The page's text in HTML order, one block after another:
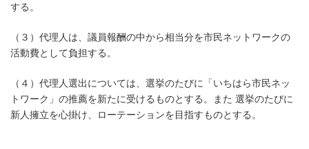
する。
（３）代理人は、議員報酬の中から相当分を市民ネットワークの
活動費として負担する。
（４）代理人選出については、選挙のたびに「いちはら市民ネッ
トワーク」の推薦を新たに受けるものとする。また 選挙のたびに
新人擁立を心掛け、ローテーションを目指すものとする。